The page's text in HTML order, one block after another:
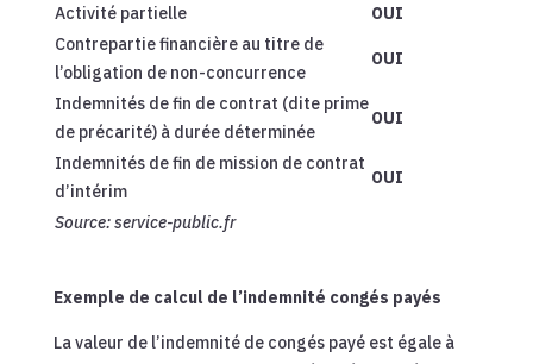
Activité partielle
OUI
Contrepartie financière au titre de
l’obligation de non-concurrence
OUI
Indemnités de fin de contrat (dite prime
de précarité) à durée déterminée
OUI
Indemnités de fin de mission de contrat
d’intérim
OUI
Source:service-public.fr
Exemple de calcul de l’indemnité congés payés
La valeur de l’indemnité de congés payé est égale à